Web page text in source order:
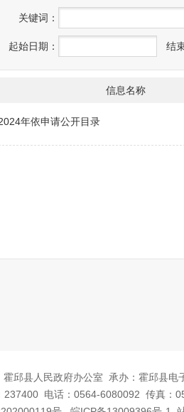
关键词：
起始日期： 结
信息名称
年依申请公开目录
霍邱县人民政府办公室
承办：霍邱县电
237400 电话：0564-6080092 传真：